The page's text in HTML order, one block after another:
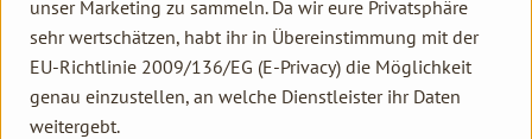
Bei der Pflanzaktion im Februar bist du herzlich eingeladen,
deinen Baum persönlich zu pflanzen und das Wachstum
mitzuverfolgen. Außerdem bieten wir spannende
Veranstaltungen rund um den Hof.
unser Marketing zu sammeln. Da wir eure Privatsphäre
sehr wertschätzen, habt ihr in Übereinstimmung mit der
EU-Richtlinie 2009/136/EG (E-Privacy) die Möglichkeit
genau einzustellen, an welche Dienstleister ihr Daten
weitergebt.